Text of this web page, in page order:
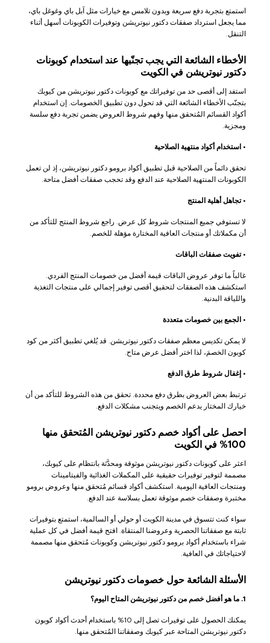
استمتع بتجربة دفع سريعة وبدون تلامس مع خيارات مثل آبل باي وغوغل باي،
مما يجعل استرداد صفقات دكتور نيوتريشن وتوفيرات الكوبونات أسهل أثناء
التنقل.
الأخطاء الشائعة التي يجب تجنّبها عند استخدام كوبونات
دكتور نيوتريشن في الكويت
استفد إلى أقصى حد من توفيراتك مع كوبونات دكتور نيوتريشن من كيوبك
بتجنّب الأخطاء الشائعة التي قد تحول دون تطبيق الخصومات. إن استخدام
أكواد القسائم المُتحقق منها وفهم شروط العروض يضمن تجربة دفع سلسة
ومجزية.
• استخدام أكواد منتهية الصلاحية
تحقق دائماً من الصلاحية قبل تطبيق أكواد برومو دكتور نيوتريشن، إذ لن تعمل
الكوبونات المنتهية الصلاحية عند الدفع وقد تحجب صفقات أفضل متاحة.
•تجاهل أهلية المنتج
لا تستوفي جميع المنتجات شروط كل عرض. راجع شروط المنتج للتأكد من
أن مكملاتك أو منتجات العافية المختارة مؤهلة للخصم.
•تفويت صفقات الباقات
غالباً ما توفر عروض الباقات قيمة أفضل من خصومات المنتج الفردي.
استكشف هذه الصفقات لتحقيق أقصى توفير إجمالي على منتجات التغذية
واللياقة البدنية.
• الجمع بين خصومات متعددة
لا يمكن تكديس معظم صفقات دكتور نيوتريشن. قد يُلغي تطبيق أكثر من كود
كوبون الخصمَ، لذا اختر أفضل عرض متاح.
• إغفال شروط طرق الدفع
ترتبط بعض العروض بطرق دفع محددة. تحقق من هذه الشروط للتأكد من أن
خيارك المختار يدعم الخصم ويتجنب مشكلات الدفع.
احصل على أكواد خصم دكتور نيوتريشن المُتحقق منها
100% في الكويت
اعثر على كوبونات دكتور نيوتريشن موثوقة ومحدَّثة بانتظام على كيوبك،
مصممة لتوفير توفيرات حقيقية على المكملات الغذائية والفيتامينات
ومنتجات العافية اليومية. استكشف أكواد قسائم مُتحقق منها وعروض برومو
مختبرة وصفقات خصم موثوقة تعمل بسلاسة عند الدفع.
سواء كنت تتسوق في مدينة الكويت أو حولي أو السالمية، استمتع بتوفيرات
ثابتة مع صفقاتنا الحصرية وعروضنا المنتقاة. افتح قيمة أفضل في كل عملية
شراء باستخدام أكواد برومو دكتور نيوتريشن وكوبونات مُتحقق منها مصممة
لاحتياجاتك في العافية.
الأسئلة الشائعة حول خصومات دكتور نيوتريشن
1. ما هو أفضل خصم من دكتور نيوتريشن المتاح اليوم؟
يمكنك الحصول على توفيرات تصل إلى 10% باستخدام أحدث أكواد كوبون
دكتور نيوتريشن المتاحة عبر كيوبك وصفقاتنا المُتحقق منها.